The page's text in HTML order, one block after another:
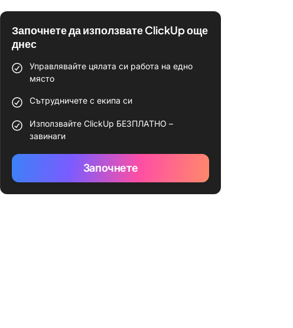
Започнете да използвате ClickUp още
днес
Управлявайте цялата си работа на едно
място
Сътрудничете с екипа си
Използвайте ClickUp БЕЗПЛАТНО –
завинаги
Започнете